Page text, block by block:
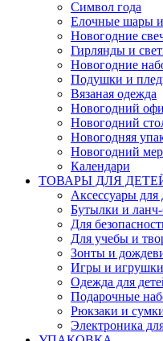
Символ года
Елочные шары
Новогодние
Гирлянды и
Новогодние
Подушки и
Вязаная одежда
Новогодний
Новогодний
Новогодняя
Новогодний
Календари
ТОВАРЫ ДЛЯ
Аксессуары для
Бутылки и
Для
Для учебы и
Зонты и
Игры и игрушки
Одежда для
Подарочные
Рюкзаки и
Электроника